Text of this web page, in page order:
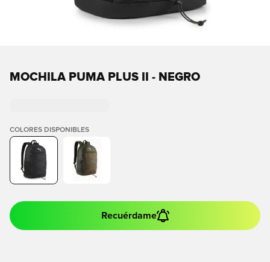
MOCHILA PUMA PLUS II - NEGRO
COLORES DISPONIBLES
Recuérdame